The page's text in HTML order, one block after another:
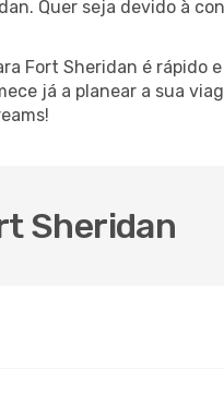
Quer seja devido à
Fort Sheridan é rápido
já a planear a sua
Sheridan